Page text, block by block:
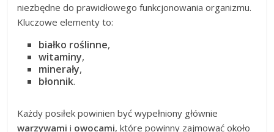
niezbędne do prawidłowego funkcjonowania organizmu.
Kluczowe elementy to:
białko roślinne,
witaminy,
minerały,
błonnik.
Każdy posiłek powinien być wypełniony głównie
warzywami i owocami, które powinny zajmować około